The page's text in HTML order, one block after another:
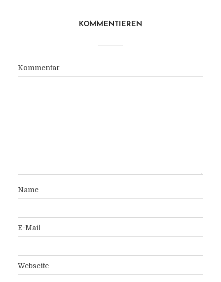
KOMMENTIEREN
Kommentar
Name
E-Mail
Webseite